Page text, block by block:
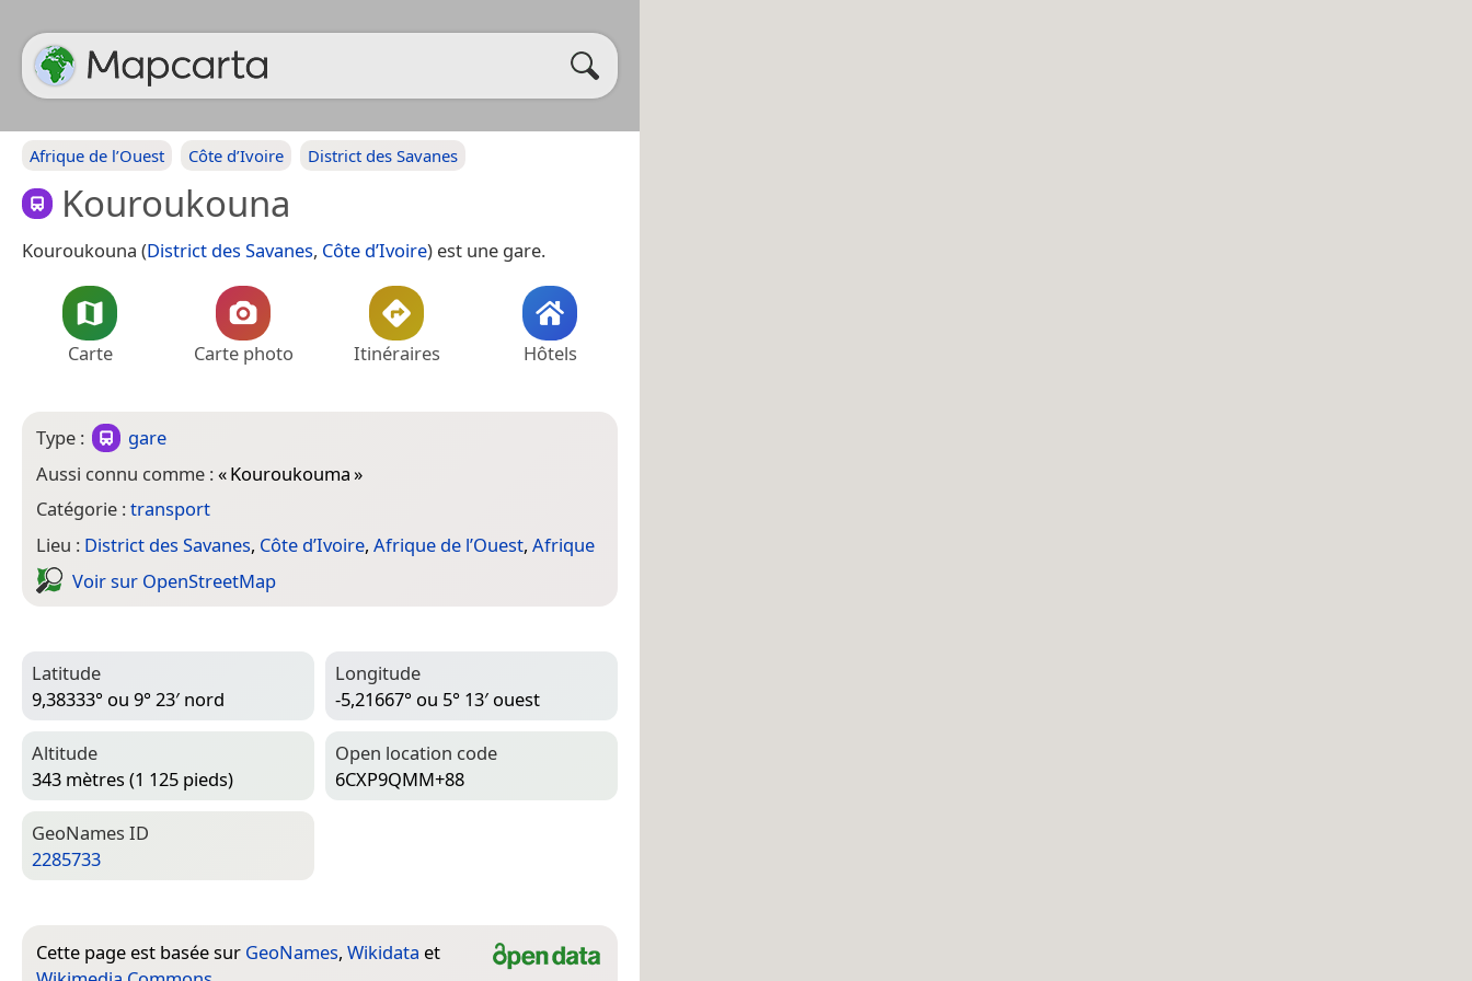
Afrique de l’Ouest Côte d’Ivoire District des Savanes
Kouroukouna
Kouroukouna (District des Savanes, Côte d’Ivoire) est une gare.
Carte Carte photo Itinéraires Hôtels
Type :
gare
Aussi connu comme :«Kouroukouma»
Catégorie :transport
Lieu : District des Savanes, Côte d’Ivoire, Afrique de l’Ouest, Afrique
Voir sur Open­Street­Map
Latitude
9,38333° ou 9° 23′ nord
Longitude
-5,21667° ou 5° 13′ ouest
Altitude
343 mètres (1 125 pieds)
Open location code
6CXP9QMM+88
Geo­Names ID
2285733
Cette page est basée sur GeoNames, Wikidata et